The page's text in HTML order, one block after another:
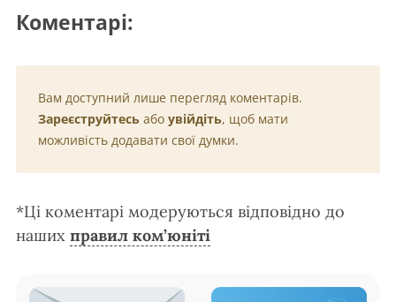
Коментарі:
Вам доступний лише перегляд коментарів.
Зареєструйтесь або увійдіть, щоб мати
можливість додавати свої думки.
*Ці коментарі модеруються відповідно до
наших правил ком’юніті